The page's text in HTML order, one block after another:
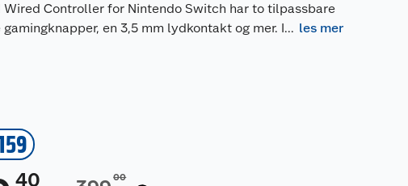
Wired Controller for Nintendo Switch har to tilpassbare
en 3,5 mm lydkontakt og mer. I... les mer
40 00